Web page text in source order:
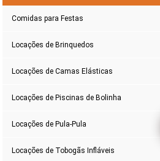
Comidas para Festas
Locações de Brinquedos
Locações de Camas Elásticas
Locações de Piscinas de Bolinha
Locações de Pula-Pula
Locações de Tobogãs Infláveis